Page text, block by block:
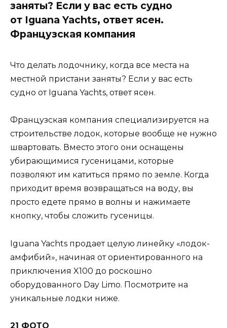
заняты? Если у вас есть судно
от Iguana Yachts, ответ ясен.
Французская компания
Что делать лодочнику, когда все места на
местной пристани заняты? Если у вас есть
судно от Iguana Yachts, ответ ясен.
Французская компания специализируется на
строительстве лодок, которые вообще не нужно
швартовать. Вместо этого они оснащены
убирающимися гусеницами, которые
позволяют им катиться прямо по земле. Когда
приходит время возвращаться на воду, вы
просто едете прямо в волны и нажимаете
кнопку, чтобы сложить гусеницы.
Iguana Yachts продает целую линейку «лодок-
амфибий», начиная от ориентированного на
приключения X100 до роскошно
оборудованного Day Limo. Посмотрите на
уникальные лодки ниже.
21 ФОТО